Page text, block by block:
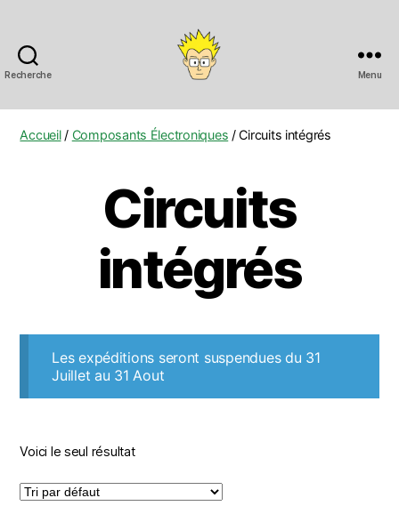
Recherche Menu
Accueil/ Composants Électroniques / Circuits intégrés
Circuits
intégrés
Les expéditions seront suspendues du 31
Juillet au 31 Aout
Voici le seul résultat